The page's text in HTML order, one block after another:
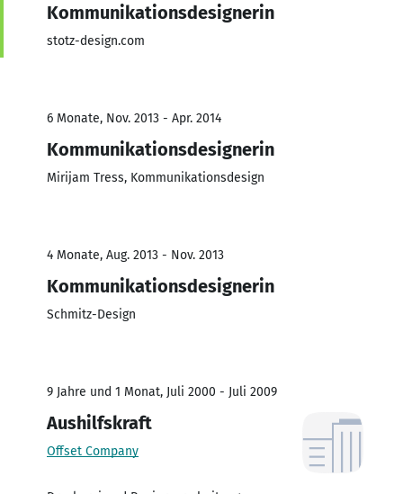
Kommunikationsdesignerin
stotz-design.com
6 Monate, Nov. 2013 - Apr. 2014
Kommunikationsdesignerin
Mirijam Tress, Kommunikationsdesign
4 Monate, Aug. 2013 - Nov. 2013
Kommunikationsdesignerin
Schmitz-Design
9 Jahre und 1 Monat, Juli 2000 - Juli 2009
Aushilfskraft
Offset Company